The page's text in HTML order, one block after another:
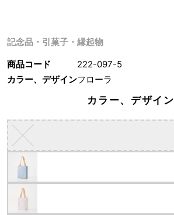
記念品・引菓子・縁起物
商品コード
222-097-5
カラー、デザインフローラ
カラー、デザイン